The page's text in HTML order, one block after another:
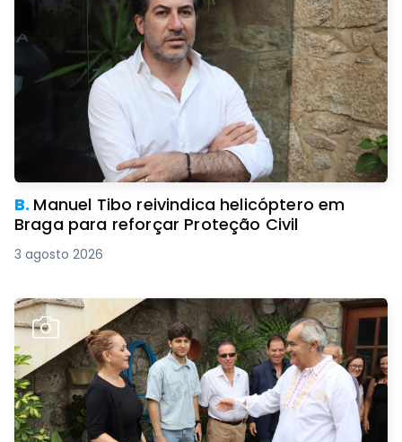
B. Manuel Tibo reivindica helicóptero em
Braga para reforçar Proteção Civil
3 agosto 2026